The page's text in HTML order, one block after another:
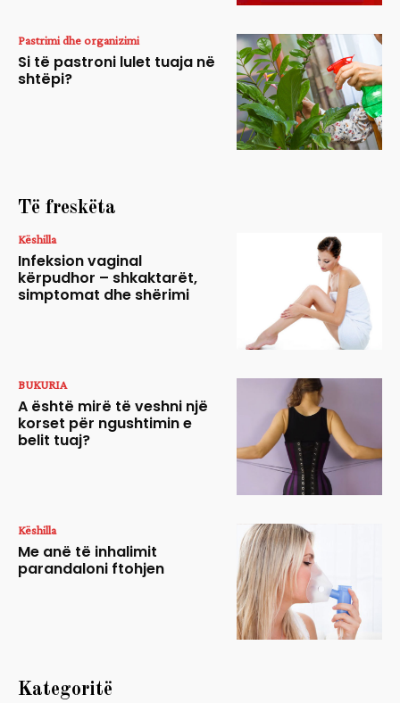
Pastrimi dhe organizimi
Si të pastroni lulet tuaja në
shtëpi?
Të freskëta
Këshilla
Infeksion vaginal
kërpudhor – shkaktarët,
simptomat dhe shërimi
BUKURIA
A është mirë të veshni një
korset për ngushtimin e
belit tuaj?
Këshilla
Me anë të inhalimit
parandaloni ftohjen
Kategoritë